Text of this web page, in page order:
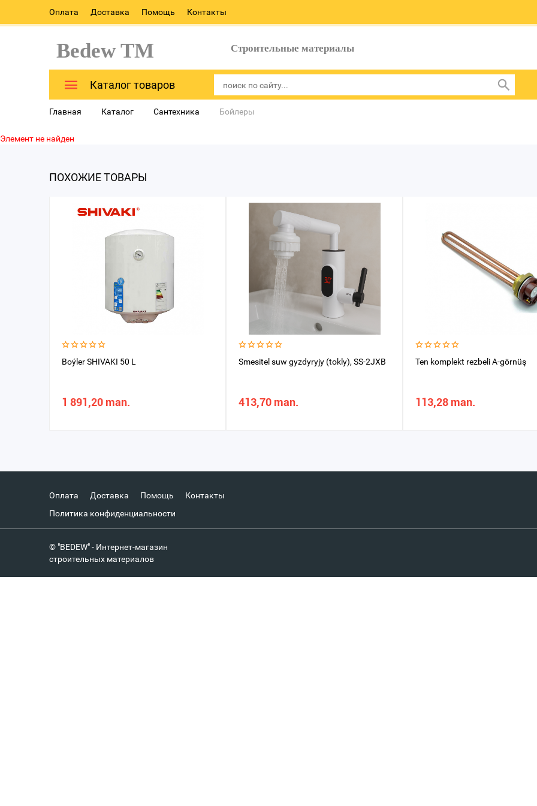
Оплата Доставка Помощь Контакты
Bedew TM Строительные материалы
Каталог товаров
Главная Каталог Сантехника Бойлеры
Элемент не найден
ПОХОЖИЕ ТОВАРЫ
Boýler SHIVAKI 50 L
1 891,20 man.
Smesitel suw gyzdyryjy (tokly), SS-2JXB
413,70 man.
Ten komplekt rezbeli A-görnüş
113,28 man.
Оплата Доставка Помощь
Контакты
Политика конфиденциальности
© "BEDEW" - Интернет-магазин
строительных материалов